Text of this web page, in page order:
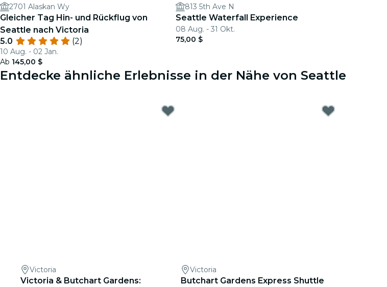
2701 Alaskan Wy
Gleicher Tag Hin- und Rückflug von
Seattle nach Victoria
5.0
(2)
10 Aug. - 02 Jan.
Ab 145,00 $
813 5th Ave N
Seattle Waterfall Experience
08 Aug. - 31 Okt.
75,00 $
Entdecke ähnliche Erlebnisse in der Nähe von Seattle
Victoria
Victoria & Butchart Gardens:
Victoria
Butchart Gardens Express Shuttle